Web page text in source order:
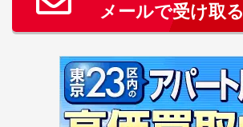
メールで受け取る